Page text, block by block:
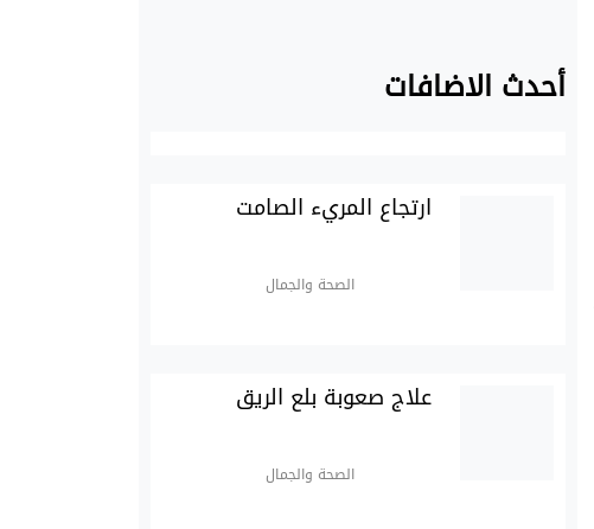
أحدث الاضافات
ارتجاع المريء الصامت
الصحة والجمال
علاج صعوبة بلع الريق
الصحة والجمال